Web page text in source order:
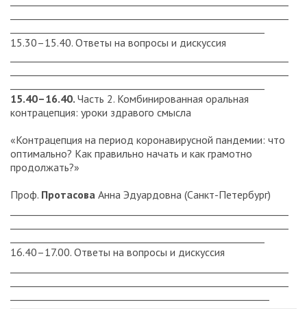
15.30–15.40. Ответы на вопросы и дискуссия
15.40–16.40. Часть 2. Комбинированная оральная
контрацепция: уроки здравого смысла
«Контрацепция на период коронавирусной пандемии: что
оптимально? Как правильно начать и как грамотно
продолжать?»
Проф. Протасова Анна Эдуардовна (Санкт-Петербург)
16.40–17.00. Ответы на вопросы и дискуссия